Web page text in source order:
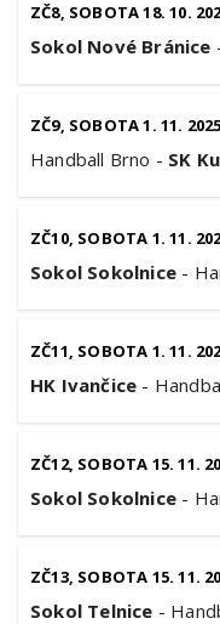
ZČ8, SOBOTA 18. 10.
Sokol Nové Bránice
ZČ9, SOBOTA 1. 11. 2025
Handball Brno - SK
ZČ10, SOBOTA 1. 11.
Sokol Sokolnice -
ZČ11, SOBOTA 1. 11.
HK Ivančice -
ZČ12, SOBOTA 15. 11.
Sokol Sokolnice -
ZČ13, SOBOTA 15. 11.
Sokol Telnice -